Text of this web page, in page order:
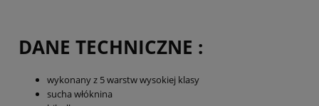
DANE TECHNICZNE :
wykonany z 5 warstw wysokiej klasy
sucha włóknina